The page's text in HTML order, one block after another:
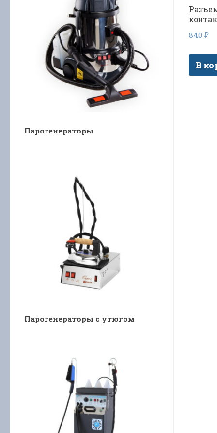
840 ₽
В
Парогенераторы
Парогенераторы с утюгом